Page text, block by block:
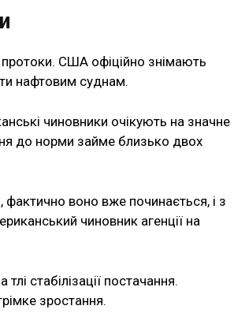
США офіційно знімають
нафтовим суднам.
чиновники очікують на значне
до норми займе близько двох
фактично воно вже починається, і з
чиновник агенції на
стабілізації постачання.
зростання.